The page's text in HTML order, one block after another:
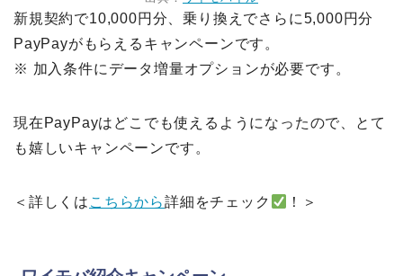
新規契約で10,000円分、乗り換えでさらに5,000円分
PayPayがもらえるキャンペーンです。
※ 加入条件にデータ増量オプションが必要です。
現在PayPayはどこでも使えるようになったので、とて
も嬉しいキャンペーンです。
＜詳しくは こちらから詳細をチェック ！＞